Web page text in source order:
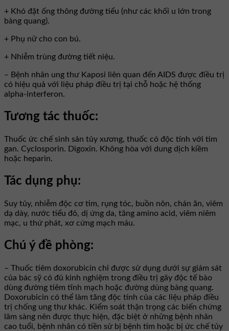
+ Khó đặt ống thông đường tiểu (như các khối u lớn trong
bàng quang).
+ Phụ nữ cho con bú.
+ Nhiễm trùng đường tiết niệu.
– Bệnh nhân ung thư Kaposi liên quan đến AIDS được điều trị
có hiệu quả với liệu pháp điều trị tại chỗ hoặc hệ thống
alpha-interferon.
Tương tác thuốc:
Thuốc ức chế sinh sản tủy xương, thuốc có độc tính với tim
gan. Cyclosporin. Digoxin. Không hòa với dung dịch kiềm
hoặc heparin.
Tác dụng phụ:
Suy tủy, nhiễm độc cơ tim, rụng tóc, buồn nôn, chán ăn, viêm
dạ dày, nước tiểu đỏ, dị ứng da, tăng amino acid, viêm niêm
mạc, u thứ phát, xơ cứng mạch máu.
Chú ý đề phòng:
– Thuốc tiêm doxorubicin chỉ được sử dụng dưới sự giám sát
của bác sỹ có đủ kinh nghiệm trong điều trị gây độc tế bào
dùng đường tiêm tĩnh mạch hoặc đường dùng bàng quang.
Doxorubicin có thể làm tăng độc tính của các liệu pháp điều
trị chống ung thư khác. Kiểm soát thận trọng các biến chứng
lâm sàng nên được thực hiện, đặc biệt ở những bệnh nhân
cao tuổi, bệnh nhân có tiền sử bị bệnh tim hoặc bị ức chế tủy